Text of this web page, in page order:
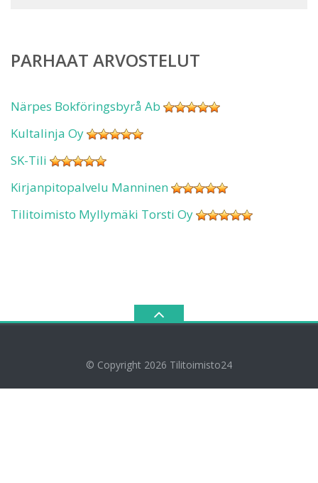
PARHAAT ARVOSTELUT
Närpes Bokföringsbyrå Ab
Kultalinja Oy
SK-Tili
Kirjanpitopalvelu Manninen
Tilitoimisto Myllymäki Torsti Oy
© Copyright 2026 Tilitoimisto24